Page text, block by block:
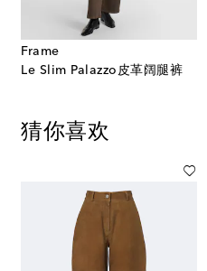
Frame
Le Slim Palazzo皮革阔腿裤
猜你喜欢